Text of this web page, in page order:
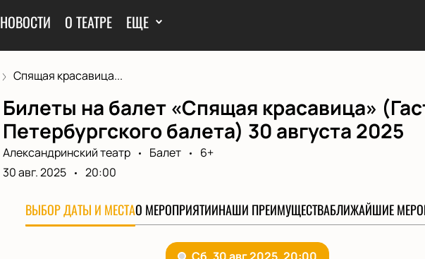
НОВОСТИ О ТЕАТРЕ ЕЩЕ
Спящая красавица...
Билеты на балет «Спящая красавица»
Петербургского балета) 30 августа 2025
Александринский театр Балет
6+
30 авг. 2025
20:00
ВЫБОР ДАТЫ И МЕСТАО МЕРОПРИЯТИИНАШИ ПРЕИМУЩЕСТВАБЛИЖАЙШИЕ